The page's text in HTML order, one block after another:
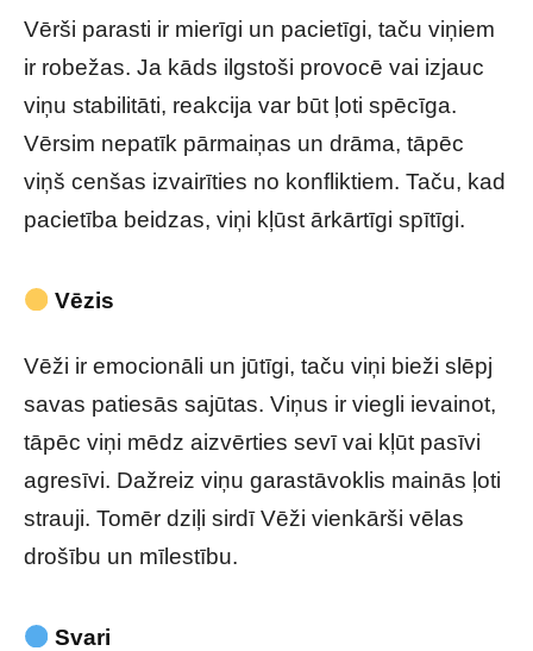
Vērši parasti ir mierīgi un pacietīgi, taču viņiem
ir robežas. Ja kāds ilgstoši provocē vai izjauc
viņu stabilitāti, reakcija var būt ļoti spēcīga.
Vērsim nepatīk pārmaiņas un drāma, tāpēc
viņš cenšas izvairīties no konfliktiem. Taču, kad
pacietība beidzas, viņi kļūst ārkārtīgi spītīgi.
Vēzis
Vēži ir emocionāli un jūtīgi, taču viņi bieži slēpj
savas patiesās sajūtas. Viņus ir viegli ievainot,
tāpēc viņi mēdz aizvērties sevī vai kļūt pasīvi
agresīvi. Dažreiz viņu garastāvoklis mainās ļoti
strauji. Tomēr dziļi sirdī Vēži vienkārši vēlas
drošību un mīlestību.
Svari